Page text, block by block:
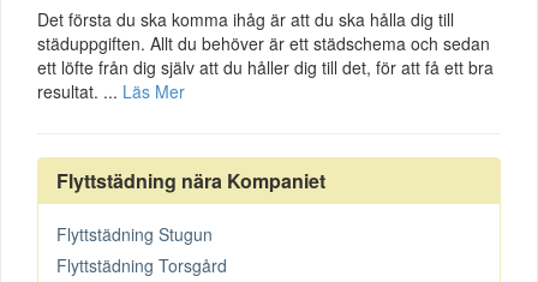
Det första du ska komma ihåg är att du ska hålla dig till
städuppgiften. Allt du behöver är ett städschema och sedan
ett löfte från dig själv att du håller dig till det, för att få ett bra
resultat. ... Läs Mer
Flyttstädning nära Kompaniet
Flyttstädning Stugun
Flyttstädning Torsgård